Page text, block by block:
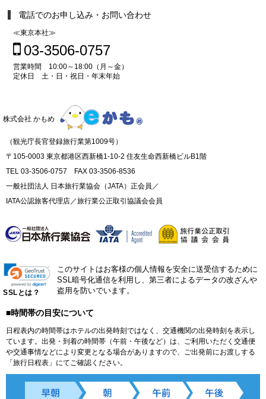
電話でのお申し込み・お問い合わせ
≪東京本社≫
03-3506-0757
営業時間 10:00～18:00（月～金）
定休日 土・日・祝日・年末年始
株式会社 かもめ
（観光庁長官登録旅行業第1009号）
〒105-0003 東京都港区西新橋1-10-2 住友生命西新橋ビルB1階
TEL 03-3506-0757 FAX 03-3506-8536
一般社団法人 日本旅行業協会（JATA）正会員／
IATA公認旅客代理店／旅行業公正取引協議会会員
SSLとは？
このサイトはお客様の個人情報を安全に送受信するために
SSL暗号化通信を利用し、第三者によるデータの改ざんや
盗用を防いでいます。
■時間帯の目安について
日程表内の時間帯はホテルの出発時刻ではなく、交通機関の出発時刻を表示し
ています。出発・到着の時間帯（午前・午後など）は、ご利用いただく交通便
や交通事情などにより変更となる場合がありますので、ご出発前にお渡しする
「旅行日程表」にてご確認ください。